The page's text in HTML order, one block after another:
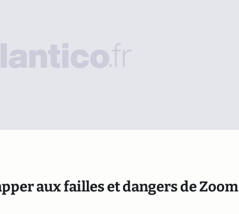
aux failles et dangers de Zoom